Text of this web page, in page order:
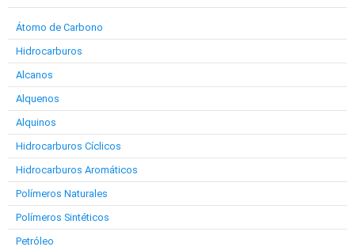
Átomo de Carbono
Hidrocarburos
Alcanos
Alquenos
Alquinos
Hidrocarburos Cíclicos
Hidrocarburos Aromáticos
Polímeros Naturales
Polímeros Sintéticos
Petróleo